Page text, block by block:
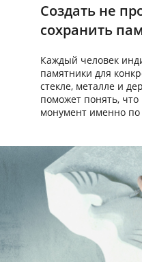
Создать не
сохранить
Каждый человек
памятники для
стекле, металле и
поможет понять,
монумент именно